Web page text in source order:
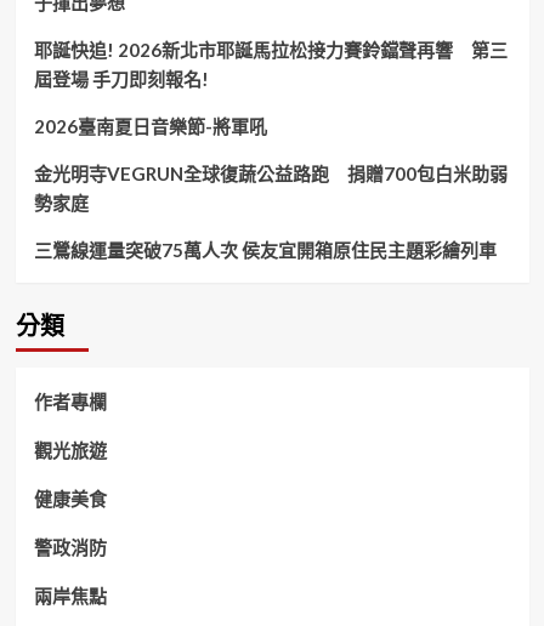
公
務
文
化！
耶誕快追! 2026新北市耶誕馬拉松接力賽鈴鐺聲再響 第三
屆登場 手刀即刻報名!
2026臺南夏日音樂節-將軍吼
金光明寺VEGRUN全球復蔬公益路跑 捐贈700包白米助弱
勢家庭
三鶯線運量突破75萬人次 侯友宜開箱原住民主題彩繪列車
分類
作者專欄
觀光旅遊
健康美食
警政消防
兩岸焦點